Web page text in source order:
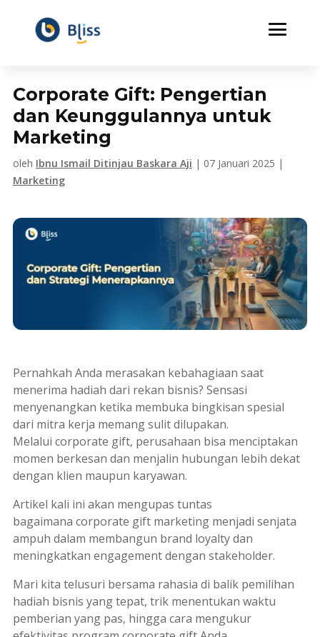
Corporate Gift: Pengertian
dan Keunggulannya untuk
Marketing
oleh Ibnu Ismail Ditinjau Baskara Aji | 07 Januari 2025 |
Marketing
Pernahkah Anda merasakan kebahagiaan saat
menerima hadiah dari rekan bisnis? Sensasi
menyenangkan ketika membuka bingkisan spesial
dari mitra kerja memang sulit dilupakan.
Melalui corporate gift, perusahaan bisa menciptakan
momen berkesan dan menjalin hubungan lebih dekat
dengan klien maupun karyawan.
Artikel kali ini akan mengupas tuntas
bagaimana corporate gift marketingmenjadi senjata
ampuh dalam membangun brand loyaltydan
meningkatkan engagementdengan stakeholder.
Mari kita telusuri bersama rahasia di balik pemilihan
hadiah bisnis yang tepat, trik menentukan waktu
pemberian yang pas, hingga cara mengukur